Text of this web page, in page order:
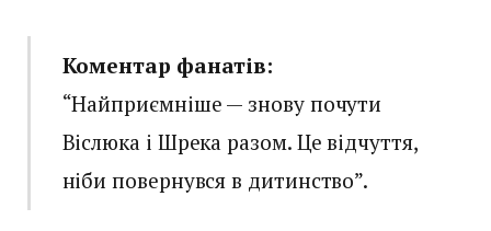
Коментар фанатів:
“Найприємніше — знову почути
Віслюка і Шрека разом. Це відчуття,
ніби повернувся в дитинство”.